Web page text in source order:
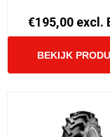
€195,00 excl.